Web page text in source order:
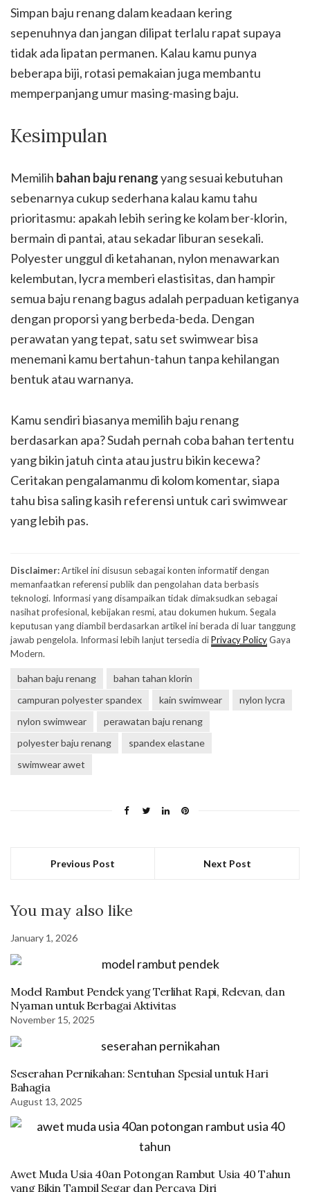
Simpan baju renang dalam keadaan kering
sepenuhnya dan jangan dilipat terlalu rapat supaya
tidak ada lipatan permanen. Kalau kamu punya
beberapa biji, rotasi pemakaian juga membantu
memperpanjang umur masing-masing baju.
Kesimpulan
Memilih bahan baju renangyang sesuai kebutuhan
sebenarnya cukup sederhana kalau kamu tahu
prioritasmu: apakah lebih sering ke kolam ber-klorin,
bermain di pantai, atau sekadar liburan sesekali.
Polyester unggul di ketahanan, nylon menawarkan
kelembutan, lycra memberi elastisitas, dan hampir
semua baju renang bagus adalah perpaduan ketiganya
dengan proporsi yang berbeda-beda. Dengan
perawatan yang tepat, satu set swimwear bisa
menemani kamu bertahun-tahun tanpa kehilangan
bentuk atau warnanya.
Kamu sendiri biasanya memilih baju renang
berdasarkan apa? Sudah pernah coba bahan tertentu
yang bikin jatuh cinta atau justru bikin kecewa?
Ceritakan pengalamanmu di kolom komentar, siapa
tahu bisa saling kasih referensi untuk cari swimwear
yang lebih pas.
Disclaimer:Artikel ini disusun sebagai konten informatif dengan
memanfaatkan referensi publik dan pengolahan data berbasis
teknologi. Informasi yang disampaikan tidak dimaksudkan sebagai
nasihat profesional, kebijakan resmi, atau dokumen hukum. Segala
keputusan yang diambil berdasarkan artikel ini berada di luar tanggung
jawab pengelola. Informasi lebih lanjut tersedia diPrivacy PolicyGaya
Modern.
bahan baju renang
bahan tahan klorin
campuran polyester spandex
kain swimwear
nylon lycra
nylon swimwear
perawatan baju renang
polyester baju renang
spandex elastane
swimwear awet
Previous Post Next Post
You may also like
January 1, 2026
Model Rambut Pendek yang Terlihat Rapi, Relevan, dan
Nyaman untuk Berbagai Aktivitas
November 15, 2025
Seserahan Pernikahan: Sentuhan Spesial untuk Hari
Bahagia
August 13, 2025
Awet Muda Usia 40an Potongan Rambut Usia 40 Tahun
yang Bikin Tampil Segar dan Percaya Diri